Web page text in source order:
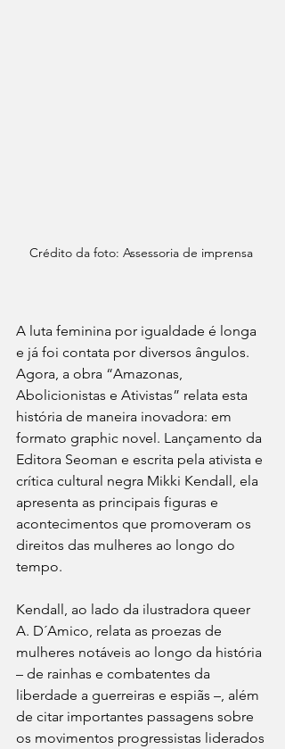
Crédito da foto: Assessoria de imprensa
A luta feminina por igualdade é longa
e já foi contata por diversos ângulos.
Agora, a obra “Amazonas,
Abolicionistas e Ativistas” relata esta
história de maneira inovadora: em
formato graphic novel. Lançamento da
Editora Seoman e escrita pela ativista e
crítica cultural negra Mikki Kendall, ela
apresenta as principais figuras e
acontecimentos que promoveram os
direitos das mulheres ao longo do
tempo.
Kendall, ao lado da ilustradora queer
A. D´Amico, relata as proezas de
mulheres notáveis ao longo da história
– de rainhas e combatentes da
liberdade a guerreiras e espiãs –, além
de citar importantes passagens sobre
os movimentos progressistas liderados